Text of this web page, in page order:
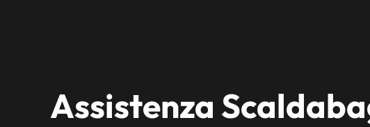
Assistenza